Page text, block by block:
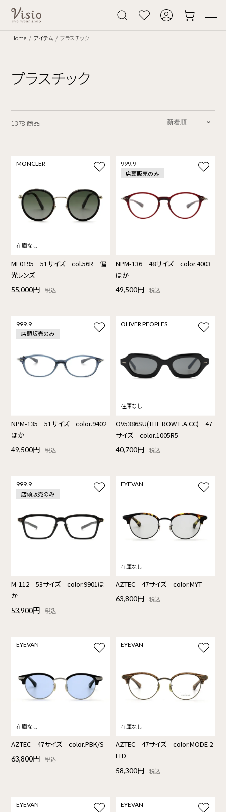
Home アイテム プラスチック
プラスチック
1378 商品
MONCLER
ML0195 51サイズ col.56R 偏
光レンズ
55,000円 税込
999.9
店頭販売のみ
NPM-136 48サイズ color.4003
ほか
49,500円 税込
999.9
店頭販売のみ
NPM-135 51サイズ color.9402
ほか
49,500円 税込
OLIVER PEOPLES
OV5386SU(THE ROW L.A.CC) 47
サイズ color.1005R5
40,700円 税込
999.9
店頭販売のみ
M-112 53サイズ color.9901ほ
か
53,900円 税込
EYEVAN
AZTEC 47サイズ color.MYT
63,800円 税込
EYEVAN
AZTEC 47サイズ color.PBK/S
63,800円 税込
EYEVAN
AZTEC 47サイズ color.MODE 2
LTD
58,300円 税込
EYEVAN EYEVAN